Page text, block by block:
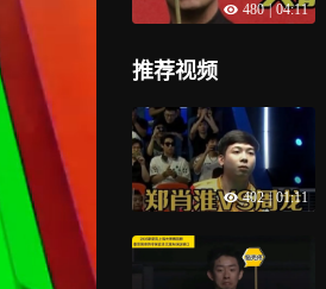
480 | 04:11
推荐视频
402 | 01:11